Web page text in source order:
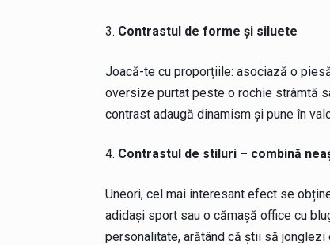
Contrastul de forme și siluete
Joacă-te cu proporțiile: asociază o
oversize purtat peste o rochie strâmtă
contrast adaugă dinamism și pune în
Contrastul de stiluri – combină
Uneori, cel mai interesant efect se
adidași sport sau o cămașă office cu
personalitate, arătând că știi să jonglezi